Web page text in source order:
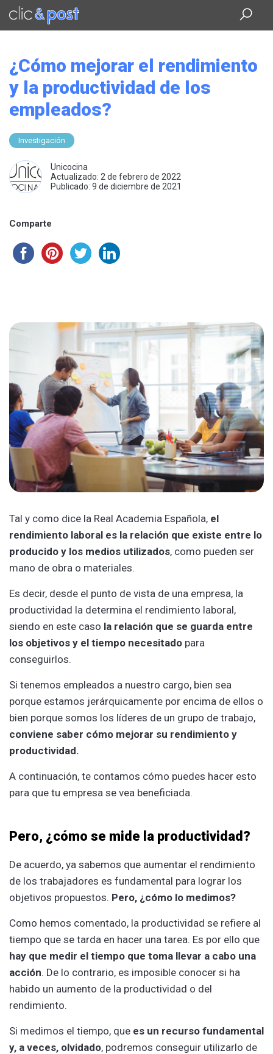
Saltar
contenido
¿Cómo mejorar el rendimiento
y la productividad de los
empleados?
Investigación
Unicocina
Actualizado: 2 de febrero de 2022
Publicado: 9 de diciembre de 2021
Comparte
Tal y como dice la Real Academia Española, el
rendimiento laboral es la relación que existe entre lo
producido y los medios utilizados, como pueden ser
mano de obra o materiales.
Es decir, desde el punto de vista de una empresa, la
productividad la determina el rendimiento laboral,
siendo en este caso la relación que se guarda entre
los objetivos y el tiempo necesitado para
conseguirlos.
Si tenemos empleados a nuestro cargo, bien sea
porque estamos jerárquicamente por encima de ellos o
bien porque somos los líderes de un grupo de trabajo,
conviene saber cómo mejorar su rendimiento y
productividad.
A continuación, te contamos cómo puedes hacer esto
para que tu empresa se vea beneficiada.
Pero, ¿cómo se mide la productividad?
De acuerdo, ya sabemos que aumentar el rendimiento
de los trabajadores es fundamental para lograr los
objetivos propuestos. Pero, ¿cómo lo medimos?
Como hemos comentado, la productividad se refiere al
tiempo que se tarda en hacer una tarea. Es por ello que
hay que medir el tiempo que toma llevar a cabo una
acción. De lo contrario, es imposible conocer si ha
habido un aumento de la productividad o del
rendimiento.
Si medimos el tiempo, que es un recurso fundamental
y, a veces, olvidado, podremos conseguir utilizarlo de